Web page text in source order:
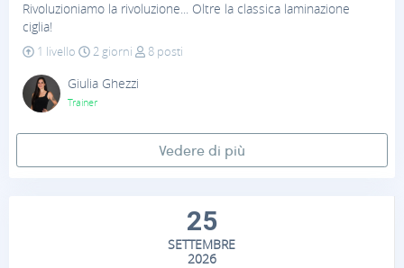
Rivoluzioniamo la rivoluzione... Oltre la classica laminazione
ciglia!
1 livello
2 giorni
8 posti
Giulia Ghezzi
Trainer
Vedere di più
25
SETTEMBRE
2026